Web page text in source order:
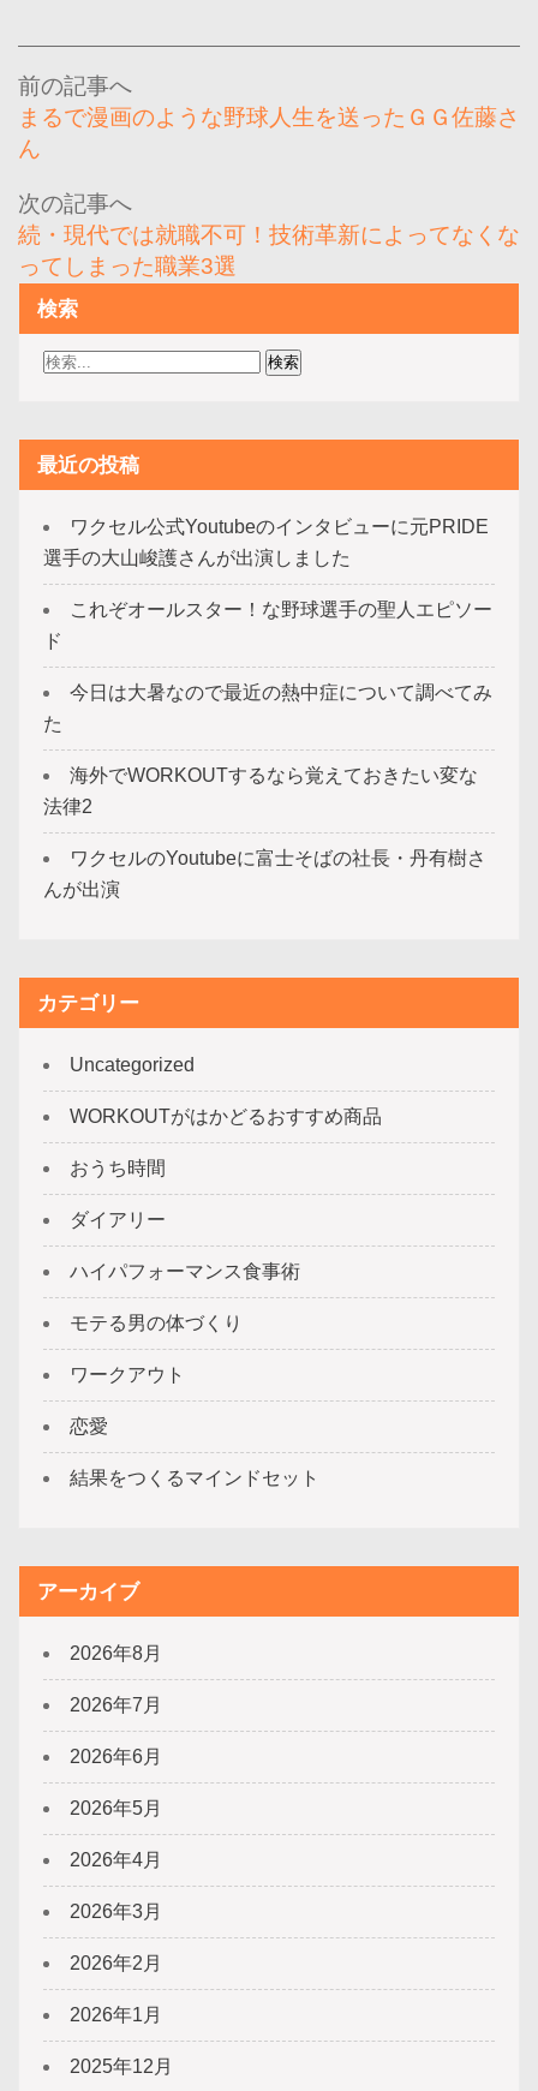
投
稿
ナ
ビ
ゲ
ー
シ
ョ
ン
まるで漫画のような野球人生を送ったＧＧ佐藤さ
ん
続・現代では就職不可！技術革新によってなくな
ってしまった職業3選
検索
最近の投稿
ワクセル公式Youtubeのインタビューに元PRIDE
選手の大山峻護さんが出演しました
これぞオールスター！な野球選手の聖人エピソー
ド
今日は大暑なので最近の熱中症について調べてみ
た
海外でWORKOUTするなら覚えておきたい変な
法律2
ワクセルのYoutubeに富士そばの社長・丹有樹さ
んが出演
カテゴリー
Uncategorized
WORKOUTがはかどるおすすめ商品
おうち時間
ダイアリー
ハイパフォーマンス食事術
モテる男の体づくり
ワークアウト
恋愛
結果をつくるマインドセット
アーカイブ
2026年8月
2026年7月
2026年6月
2026年5月
2026年4月
2026年3月
2026年2月
2026年1月
2025年12月